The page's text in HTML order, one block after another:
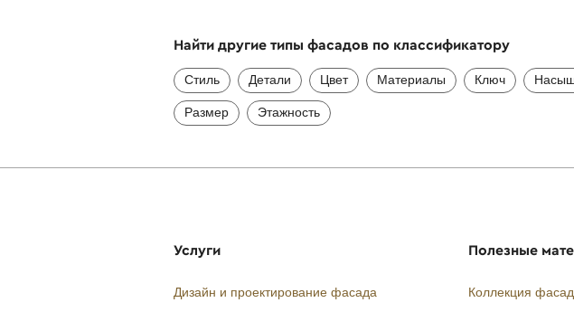
Найти другие типы фасадов по классификатору
Стиль Детали Цвет Материалы Ключ
Размер Этажность
Услуги
Дизайн и проектирование фасада
Полезные
Коллекция